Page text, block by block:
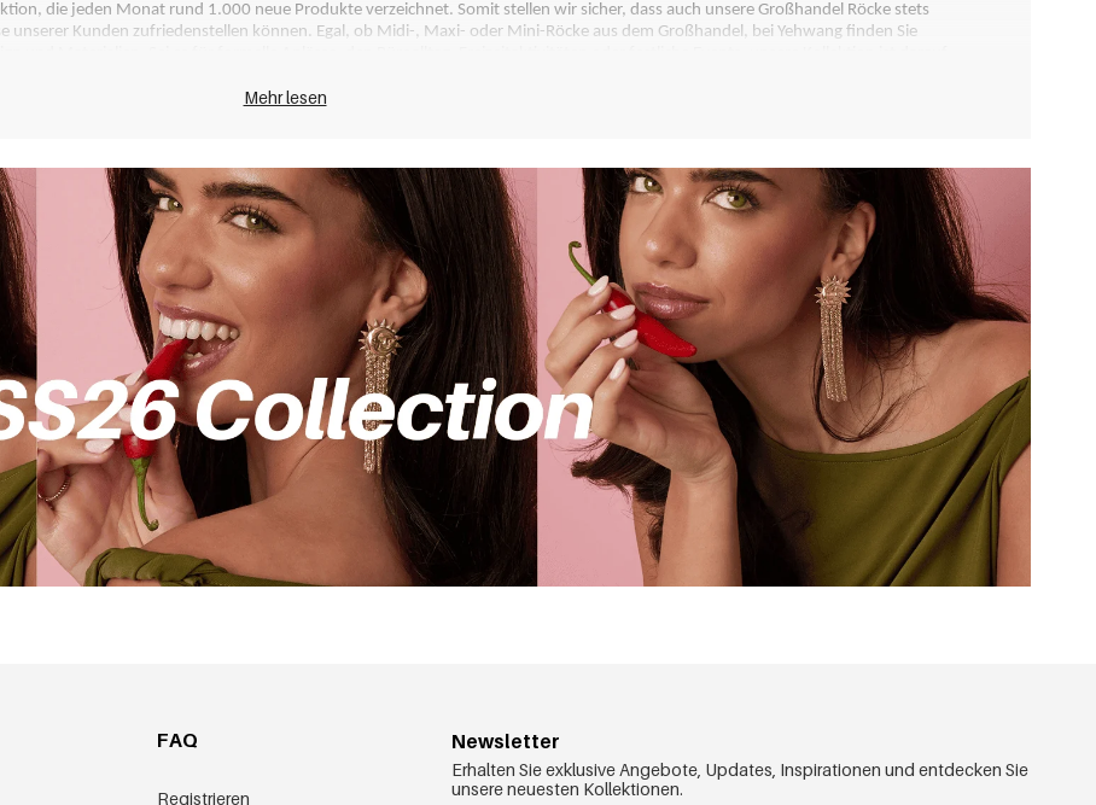
die jeden Monat rund 1.000 neue Produkte verzeichnet. Somit stellen wir sicher, dass auch unsere Großhandel Röcke stets
Kunden zufriedenstellen können. Egal, ob Midi-, Maxi- oder Mini-Röcke aus dem Großhandel, bei Yehwang finden Sie
Online-Shop-Betreiber sind, der Röcke Großhandel von Yehwang ist Ihr zuverlässiger Partner für qualitativ hochwertige Damenröcke
effektiv zu erweitern und sogar zusätzliche Kundengruppen zu erreichen. Als offizieller Yehwang-Händler werden Sie
von einer potenziell höheren Reichweite profitieren.
Rolle. Möchten Sie Großhandel Röcke in Ihr Sortiment aufnehmen, können Sie bei Yehwang bereits ab einem Mindestbestellwert
neuer Kollektionen oder wenn Sie Ihre Auslage bewusst klein halten möchten.
Yehwang Großhandel für Röcke von günstigen Preisen. Zusätzlich kommen Sie in den Genuss attraktiver Mengenrabatte. Bereits
Neu hier? Registrieren Sie sich kostenlos und ergattern Sie sich so unseren einmaligen Willkommensrabatt von 15 % auf Ihre
Mitglieder weitere Nachlässe von bis zu 5 %.
und regelmäßigen Feiertags- und Schlussverkäufen machen Sie Ihre Ersparnis perfekt. Röcke aus dem Großhandel erhalten Sie so
Abstriche machen zu müssen.
Styles? Großhandel Röcke von Yehwang bieten Ihnen eine erstklassige Produktauswahl, perfekt für Ihr Geschäft. Möchten Sie
Mehr lesen
FAQ
Registrieren
Newsletter
Erhalten Sie exklusive Angebote, Updates, Inspirationen und entdecken Sie
unsere neuesten Kollektionen.